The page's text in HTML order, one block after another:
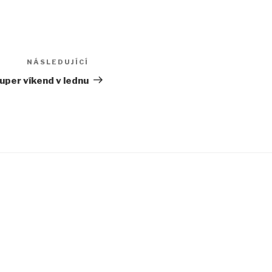
příspěvek
NÁSLEDUJÍCÍ
víkend v lednu